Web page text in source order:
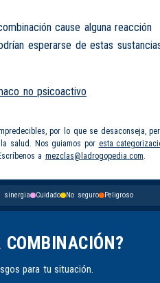
cause alguna reacción
esperarse de estas
no psicoactivo
por lo que se desaconseja,
salud. Nos guiamos por esta
a mezclas@ladrogopedia.com.
sinergia Cuidado No seguro Peligroso
COMBINACIÓN?
para tu situación.